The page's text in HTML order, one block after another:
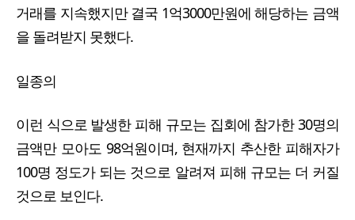
거래를 지속했지만 결국 1억3000만원에 해당하는 금액
을 돌려받지 못했다.
일종의
이런 식으로 발생한 피해 규모는 집회에 참가한 30명의
금액만 모아도 98억원이며, 현재까지 추산한 피해자가
100명 정도가 되는 것으로 알려져 피해 규모는 더 커질
것으로 보인다.